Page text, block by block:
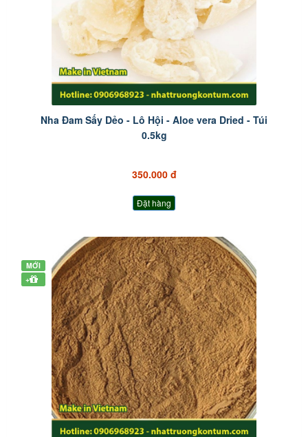
Nha Đam Sấy Dẻo - Lô Hội - Aloe vera Dried - Túi
0.5kg
350.000 đ
Đặt hàng
MỚI
+